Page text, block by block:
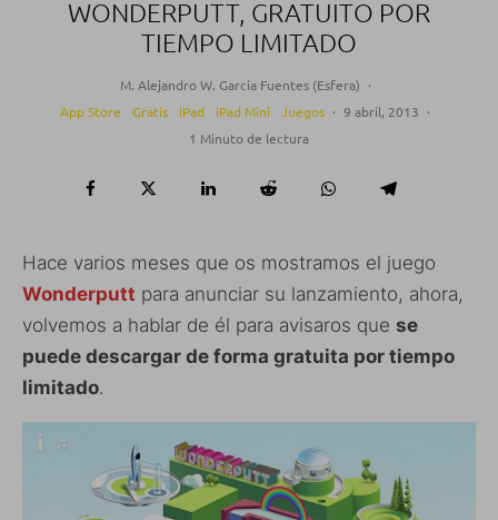
WONDERPUTT, GRATUITO POR
TIEMPO LIMITADO
M. Alejandro W. García Fuentes (Esfera) ·
App Store
Gratis iPad iPad Mini Juegos · 9 abril, 2013 ·
1 Minuto de lectura
Hace varios meses que os mostramos el juego
Wonderputt para anunciar su lanzamiento, ahora,
volvemos a hablar de él para avisaros que se
puede descargar de forma gratuita por tiempo
limitado.